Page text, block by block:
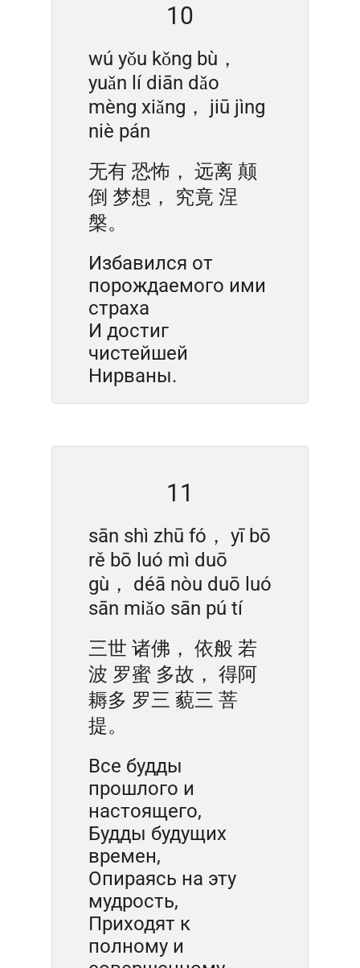
10
wú yǒu kǒng bù，
yuǎn lí diān dǎo
mèng xiǎng， jiū jìng
niè pán
无有 恐怖， 远离 颠
倒 梦想， 究竟 涅
槃。
Избавился от
порождаемого ими
страха
И достиг
чистейшей
Нирваны.
11
sān shì zhū fó， yī bō
rě bō luó mì duō
gù， déā nòu duō luó
sān miǎo sān pú tí
三世 诸佛， 依般 若
波 罗蜜 多故， 得阿
耨多 罗三 藐三 菩
提。
Все будды
прошлого и
настоящего,
Будды будущих
времен,
Опираясь на эту
мудрость,
Приходят к
полному и